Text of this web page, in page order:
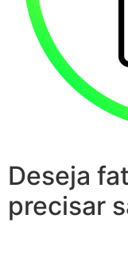
Deseja
precisar